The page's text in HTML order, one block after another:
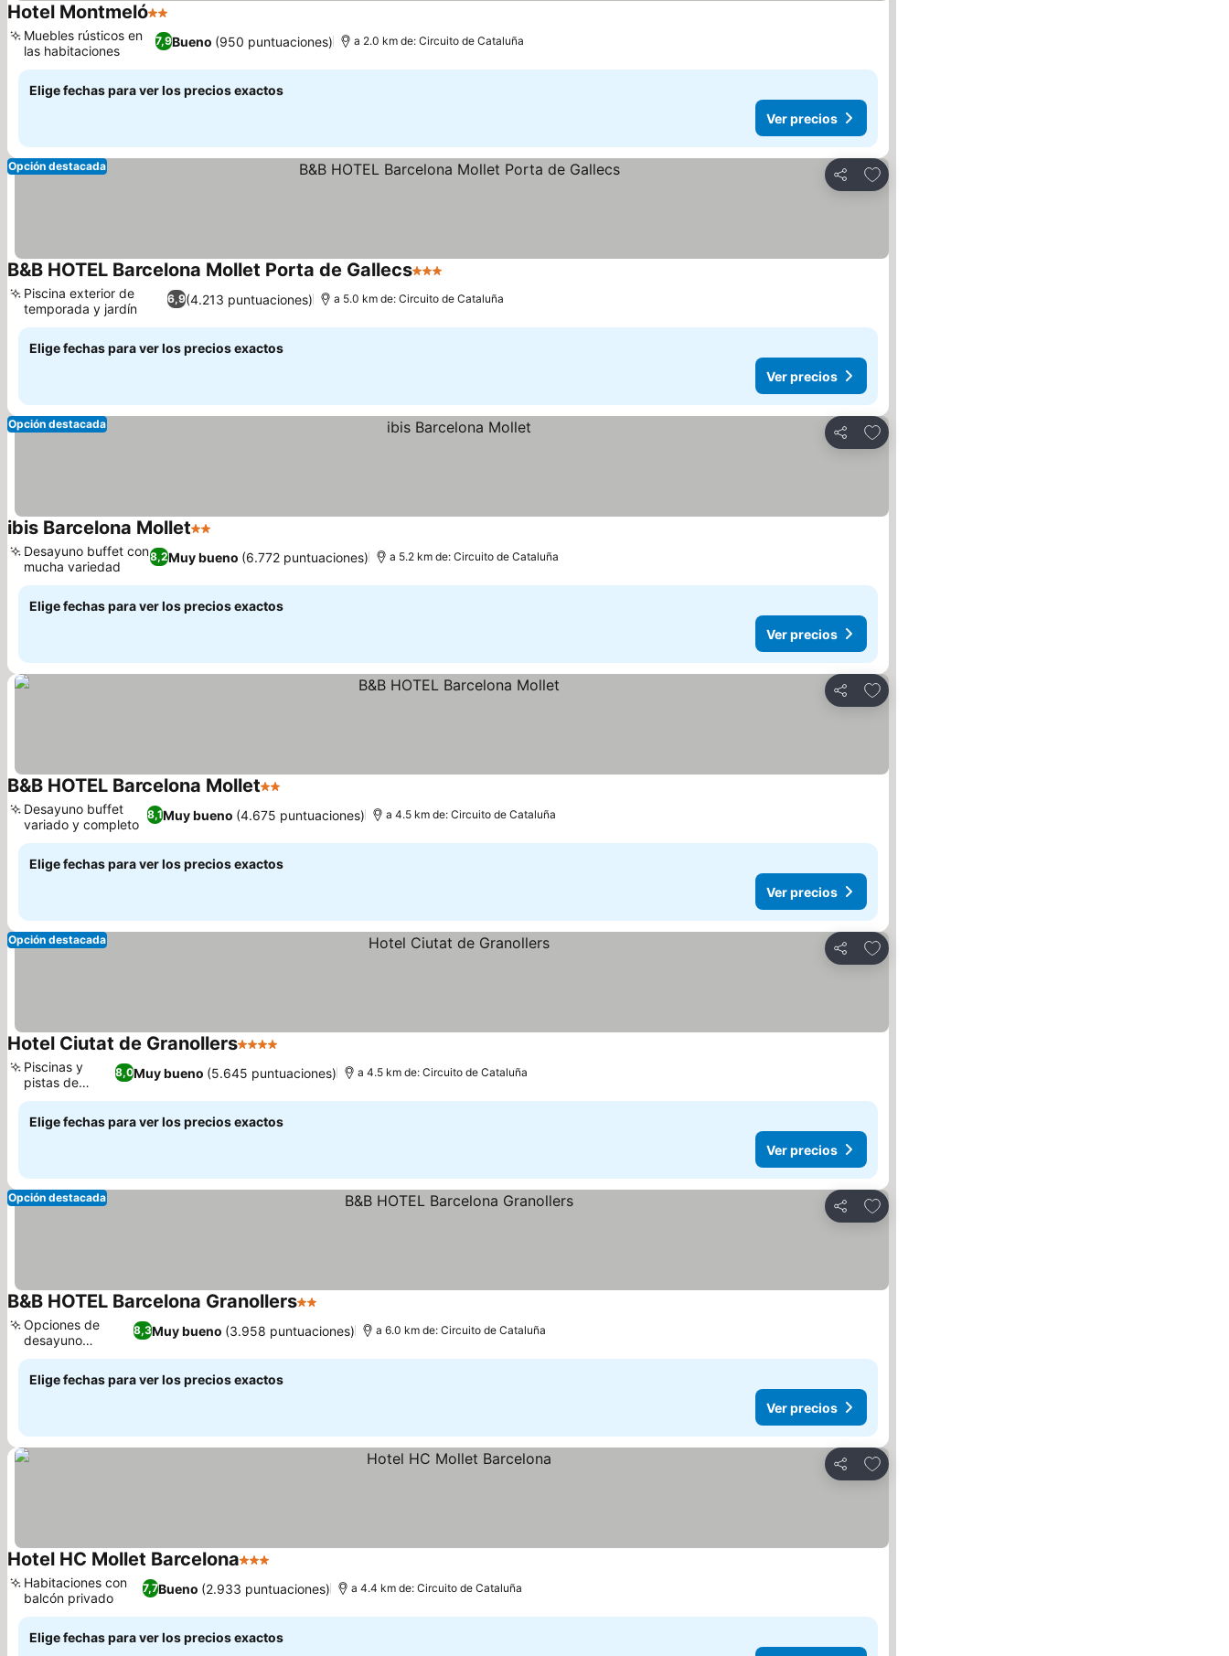
Hotel Montmeló2 Estrellas
7,9Bueno (950 puntuaciones)
Muebles rústicos en
las habitaciones
a 2.0 km de: Circuito de Cataluña
Elige fechas para ver los precios exactos
Ver precios
Compartir
Agregar a favoritos
Opción destacada
B&B HOTEL Barcelona Mollet Porta de Gallecs3 Estrellas
6,9(4.213 puntuaciones)
Piscina exterior de
temporada y jardín
a 5.0 km de: Circuito de Cataluña
Elige fechas para ver los precios exactos
Ver precios
Compartir
Agregar a favoritos
Opción destacada
ibis Barcelona Mollet2 Estrellas
8,2Muy bueno (6.772 puntuaciones)
Desayuno buffet con
mucha variedad
a 5.2 km de: Circuito de Cataluña
Elige fechas para ver los precios exactos
Ver precios
Compartir
Agregar a favoritos
B&B HOTEL Barcelona Mollet2 Estrellas
8,1Muy bueno (4.675 puntuaciones)
Desayuno buffet
variado y completo
a 4.5 km de: Circuito de Cataluña
Elige fechas para ver los precios exactos
Ver precios
Compartir
Agregar a favoritos
Opción destacada
Hotel Ciutat de Granollers4 Estrellas
8,0Muy bueno (5.645 puntuaciones)
Piscinas y
pistas de
pádel
a 4.5 km de: Circuito de Cataluña
Elige fechas para ver los precios exactos
Ver precios
Compartir
Agregar a favoritos
Opción destacada
B&B HOTEL Barcelona Granollers2 Estrellas
8,3Muy bueno (3.958 puntuaciones)
Opciones de
desayuno
flexibles
a 6.0 km de: Circuito de Cataluña
Elige fechas para ver los precios exactos
Ver precios
Compartir
Agregar a favoritos
Hotel HC Mollet Barcelona3 Estrellas
7,7Bueno (2.933 puntuaciones)
Habitaciones con
balcón privado
a 4.4 km de: Circuito de Cataluña
Elige fechas para ver los precios exactos